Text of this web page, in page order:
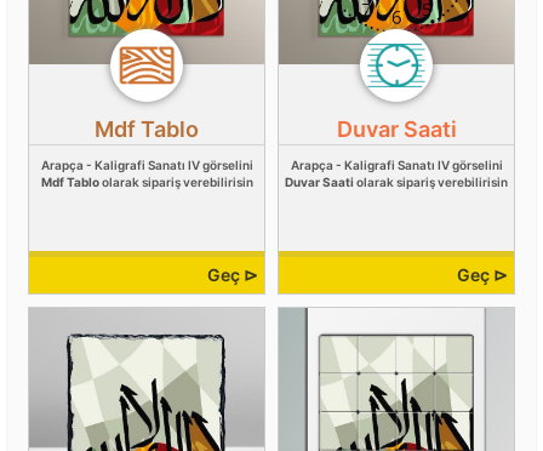
Mdf Tablo
Arapça - Kaligrafi Sanatı IV görselini
Mdf Tabloolarak sipariş verebilirisin
Geç ⊳
Duvar Saati
Arapça - Kaligrafi Sanatı IV görselini
Duvar Saati olarak sipariş verebilirisin
Geç ⊳